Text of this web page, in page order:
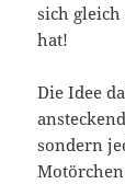
sich
hat!
Die Idee
sondern